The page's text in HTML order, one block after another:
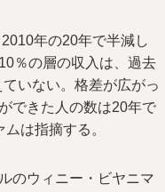
年の20年で半減し
％の層の収入は、過去
いない。格差が広がっ
できた人の数は20年で
は指摘する。
のウィニー・ビヤニマ